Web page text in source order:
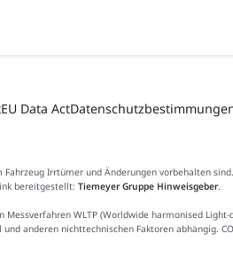
EU Data Act
Irrtümer und Änderungen vorbehalten sind.
bereitgestellt: Tiemeyer Gruppe Hinweisgeber.
WLTP (Worldwide harmonised
anderen nichttechnischen Faktoren abhängig.